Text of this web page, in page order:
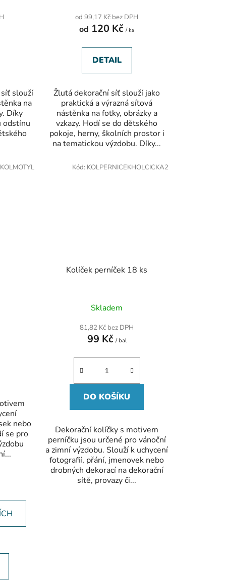
slouží
na
Díky
odstínu
je
5,0
5
hvězdiček.
od 99,17 Kč bez DPH
od 120 Kč/ ks
DETAIL
Žlutá dekorační síť slouží jako
praktická a výrazná síťová
nástěnka na fotky, obrázky a
vzkazy. Hodí se do dětského
pokoje, herny, školních prostor i
na tematickou výzdobu. Díky...
nebo
se pro
KOLMOTYL
Kolíček perníček 18 ks
Skladem
81,82 Kč bez DPH
99 Kč / bal
DO KOŠÍKU
Dekorační kolíčky s motivem
perníčku jsou určené pro vánoční
a zimní výzdobu. Slouží k uchycení
fotografií, přání, jmenovek nebo
drobných dekorací na dekorační
sítě, provazy či...
Kód: KOLPERNICEKHOLCICKA2